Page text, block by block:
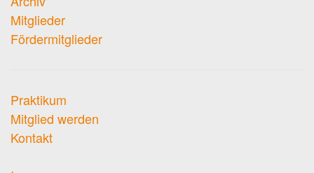
Mitglieder
Fördermitglieder
Praktikum
Mitglied werden
Kontakt